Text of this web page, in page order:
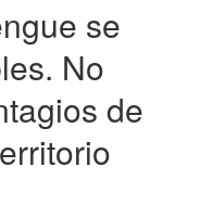
se
No
de